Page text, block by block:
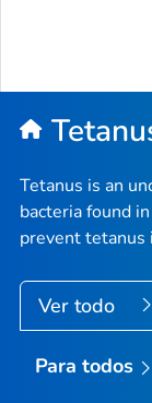
Tetanus is an
bacteria found
prevent tetanus
Ver todo
Para todos